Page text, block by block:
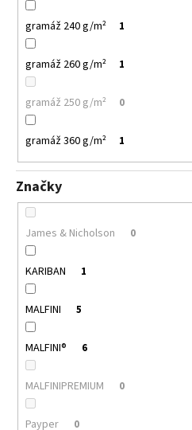
gramáž 240 g/m² 1
gramáž 260 g/m² 1
gramáž 250 g/m² 0
gramáž 360 g/m² 1
Značky
James & Nicholson 0
KARIBAN 1
MALFINI 5
MALFINI® 6
MALFINIPREMIUM 0
Payper 0